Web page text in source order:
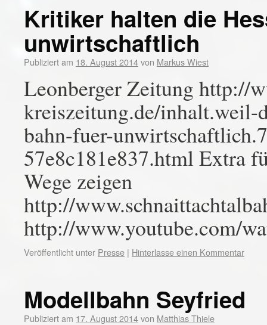
Kritiker halten die
unwirtschaftlich
Publiziert am 18. August 2014von Markus Wiest
Leonberger Zeitung http://
kreiszeitung.de/inhalt.weil-
bahn-fuer-
57e8c181e837.html Extra
Wege zeigen
http://
http://www.youtube.com/
Veröffentlicht unter Presse | Hinterlasse einen Kommentar
Modellbahn Seyfried
Publiziert am 17. August 2014von Matthias Thiele